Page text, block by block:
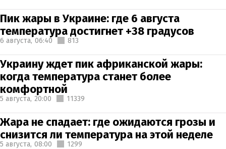
Пик жары в Украине: где 6 августа
температура достигнет +38 градусов
6 августа, 06:40 813
Украину ждет пик африканской жары:
когда температура станет более
комфортной
5 августа, 20:00 11339
Жара не спадает: где ожидаются грозы и
снизится ли температура на этой неделе
5 августа, 08:00 1299